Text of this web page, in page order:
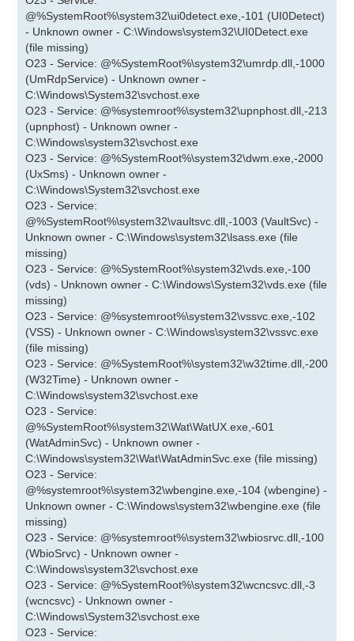
@%SystemRoot%\system32\ui0detect.exe,-101 (UI0Detect)
- Unknown owner - C:\Windows\system32\UI0Detect.exe
(file missing)
O23 - Service: @%SystemRoot%\system32\umrdp.dll,-1000
(UmRdpService) - Unknown owner -
C:\Windows\System32\svchost.exe
O23 - Service: @%systemroot%\system32\upnphost.dll,-213
(upnphost) - Unknown owner -
C:\Windows\system32\svchost.exe
O23 - Service: @%SystemRoot%\system32\dwm.exe,-2000
(UxSms) - Unknown owner -
C:\Windows\System32\svchost.exe
O23 - Service:
@%SystemRoot%\system32\vaultsvc.dll,-1003 (VaultSvc) -
Unknown owner - C:\Windows\system32\lsass.exe (file
missing)
O23 - Service: @%SystemRoot%\system32\vds.exe,-100
(vds) - Unknown owner - C:\Windows\System32\vds.exe (file
missing)
O23 - Service: @%systemroot%\system32\vssvc.exe,-102
(VSS) - Unknown owner - C:\Windows\system32\vssvc.exe
(file missing)
O23 - Service: @%SystemRoot%\system32\w32time.dll,-200
(W32Time) - Unknown owner -
C:\Windows\system32\svchost.exe
O23 - Service:
@%SystemRoot%\system32\Wat\WatUX.exe,-601
(WatAdminSvc) - Unknown owner -
C:\Windows\system32\Wat\WatAdminSvc.exe (file missing)
O23 - Service:
@%systemroot%\system32\wbengine.exe,-104 (wbengine) -
Unknown owner - C:\Windows\system32\wbengine.exe (file
missing)
O23 - Service: @%systemroot%\system32\wbiosrvc.dll,-100
(WbioSrvc) - Unknown owner -
C:\Windows\system32\svchost.exe
O23 - Service: @%SystemRoot%\system32\wcncsvc.dll,-3
(wcncsvc) - Unknown owner -
C:\Windows\System32\svchost.exe
O23 - Service: